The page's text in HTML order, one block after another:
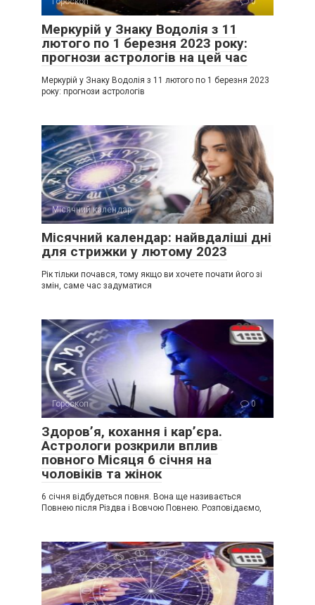
Меркурій у Знаку Водолія з 11
лютого по 1 березня 2023 року:
прогнози астрологів на цей час
Меркурій у Знаку Водолія з 11 лютого по 1 березня 2023
року: прогнози астрологів
Місячний календар 0
Місячний календар: найвдаліші дні
для стрижки у лютому 2023
Рік тільки почався, тому якщо ви хочете почати його зі
змін, саме час задуматися
Гороскоп 0
Здоров’я, кохання і кар’єра.
Астрологи розкрили вплив
повного Місяця 6 січня на
чоловіків та жінок
6 січня відбудеться повня. Вона ще називається
Повнею після Різдва і Вовчою Повнею. Розповідаємо,